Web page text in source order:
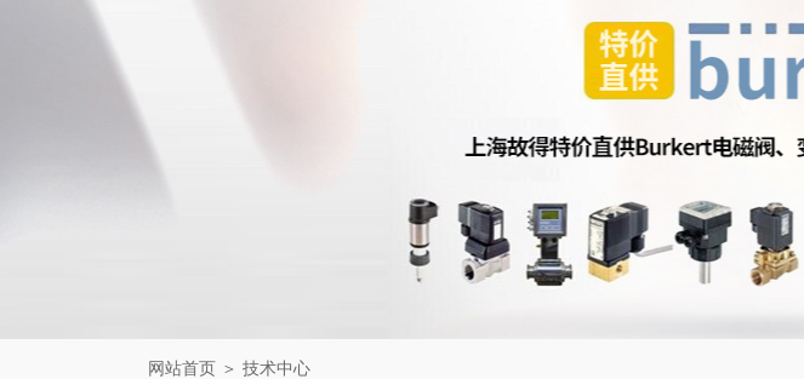
网站首页 ＞ 技术中心